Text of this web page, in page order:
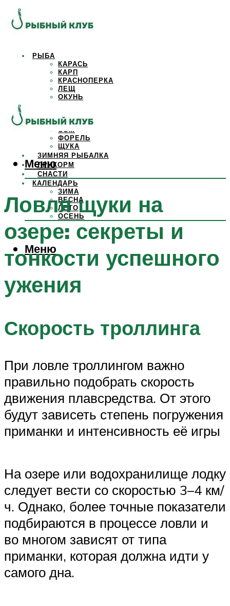
РЫБА
КАРАСЬ
КАРП
КРАСНОПЕРКА
ЛЕЩ
ОКУНЬ
САЗАН
СОМ
ФОРЕЛЬ
ЩУКА
ЗИМНЯЯ РЫБАЛКА
ПРИКОРМ
СНАСТИ
КАЛЕНДАРЬ
ЗИМА
ВЕСНА
ЛЕТО
ОСЕНЬ
Меню
Меню
Ловля щуки на
озере: секреты и
тонкости успешного
ужения
Скорость троллинга
При ловле троллингом важно
правильно подобрать скорость
движения плавсредства. От этого
будут зависеть степень погружения
приманки и интенсивность её игры
На озере или водохранилище лодку
следует вести со скоростью 3–4 км/
ч. Однако, более точные показатели
подбираются в процессе ловли и
во многом зависят от типа
приманки, которая должна идти у
самого дна.